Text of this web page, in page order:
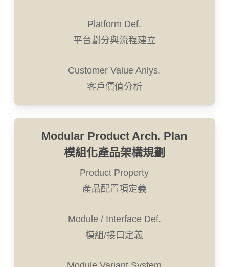
Platform Def.
平台劃分與流程建立
Customer Value Anlys.
客戶價值分析
Modular Product Arch. Plan
模組化產品架構規劃
Product Property
產品配置項定義
Module / Interface Def.
模組/接口定義